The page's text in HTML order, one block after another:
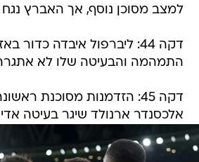
למצב מסוכן נוסף, אך האברץ
דקה 44: ליברפול איבדה
התמהמה והבעיטה שלו לא
דקה 45: הזדמנות מסוכנת
אלכסנדר ארנולד שיגר בעיטה